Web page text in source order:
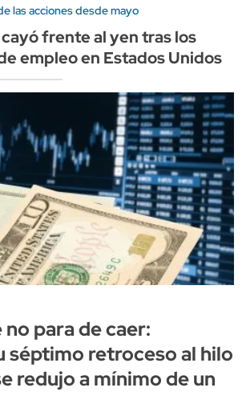
las acciones desde mayo
frente al yen tras los
empleo en Estados Unidos
para de caer:
séptimo retroceso al hilo
redujo a mínimo de un